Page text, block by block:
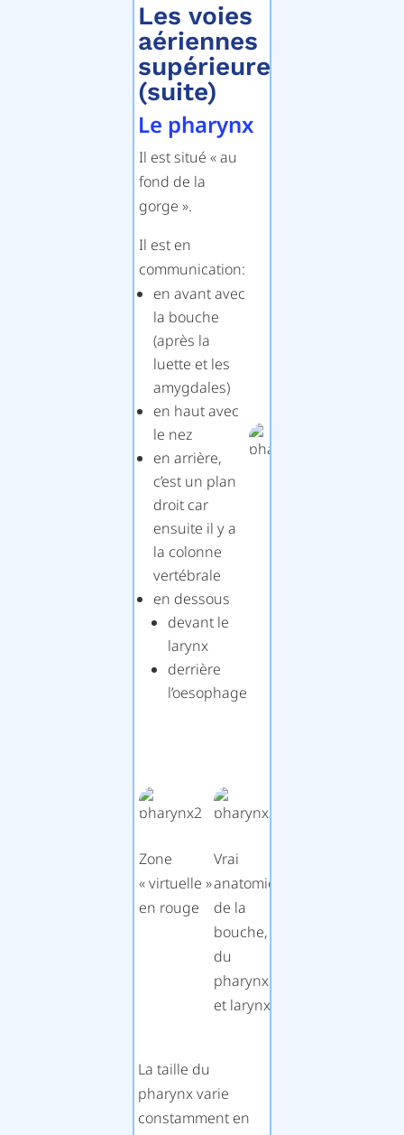
Les voies
aériennes
supérieures
(suite)
Le pharynx
Il est situé « au
fond de la
gorge ».
Il est en
communication:
en avant avec
la bouche
(après la
luette et les
amygdales)
en haut avec
le nez
en arrière,
c’est un plan
droit car
ensuite il y a
la colonne
vertébrale
en dessous
devant le
larynx
derrière
l’oesophage
Zone
« virtuelle »
en rouge
Vrai
anatomie
de la
bouche,
du
pharynx
et larynx
La taille du
pharynx varie
constamment en